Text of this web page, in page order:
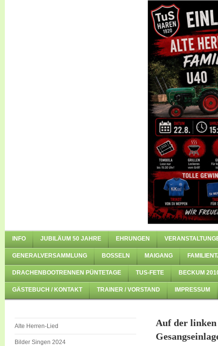
INFO JUBILÄUM 50 JAHRE EHRUNGEN
GENERALVERSAMMLUNG BOSSELN MAIGANG
DRACHENBOOTRENNEN PÜNTETAGE TUS-FETE BECKUM
GÄSTEBUCH / KONTAKT TRAINER / VORSTAND IMPRESSUM
Alte Herren-Lied
Bilder Singen 2024
Auf der